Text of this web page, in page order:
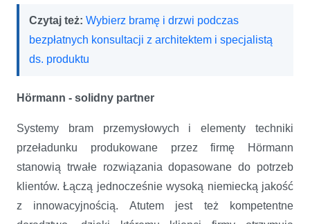
Czytaj też: Wybierz bramę i drzwi podczas
bezpłatnych konsultacji z architektem i specjalistą
ds. produktu
Hörmann - solidny partner
Systemy bram przemysłowych i elementy techniki
przeładunku produkowane przez firmę Hörmann
stanowią trwałe rozwiązania dopasowane do potrzeb
klientów. Łączą jednocześnie wysoką niemiecką jakość
z innowacyjnością. Atutem jest też kompetentne